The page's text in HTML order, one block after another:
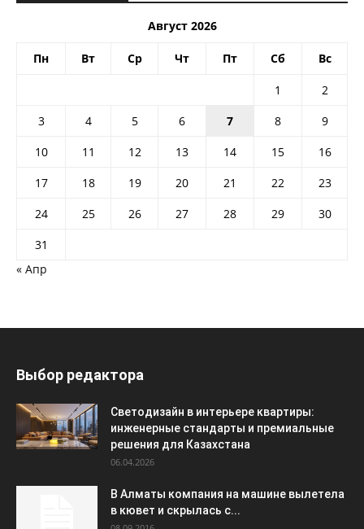
Август 2026
Пн Вт Ср Чт Пт Сб Вс
1
2
3
4 5 6 7 8
9
10
11 12 13 14 15
16
17
18 19 20 21 22
23
24
25 26 27 28 29
30
31
« Апр
Выбор редактора
Светодизайн в интерьере квартиры:
инженерные стандарты и премиальные
решения для Казахстана
06.04.2026
В Алматы компания на машине вылетела
в кювет и скрылась с...